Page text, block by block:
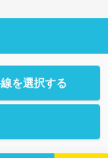
を選択する